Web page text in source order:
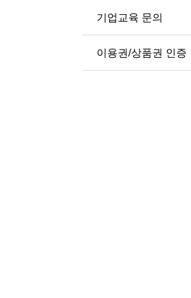
기업교육 문의
이용권/상품권 인증